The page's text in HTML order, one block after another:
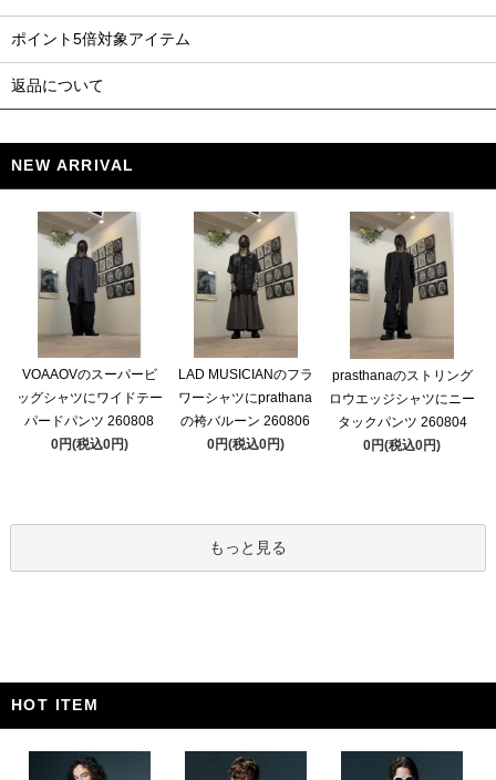
ポイント5倍対象アイテム
返品について
NEW ARRIVAL
VOAAOVのスーパービ
ッグシャツにワイドテー
パードパンツ 260808
0円(税込0円)
LAD MUSICIANのフラ
ワーシャツにprathana
の袴バルーン 260806
0円(税込0円)
prasthanaのストリング
ロウエッジシャツにニー
タックパンツ 260804
0円(税込0円)
もっと見る
HOT ITEM